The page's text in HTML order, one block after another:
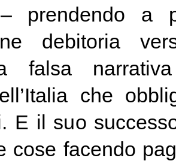
prendendo a
debitoria
falsa narrativa
che
E il suo
cose facendo